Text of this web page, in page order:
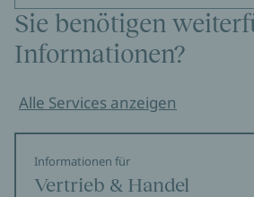
Sie benötigen
Informationen?
Alle Services anzeigen
Informationen für
Vertrieb & Handel